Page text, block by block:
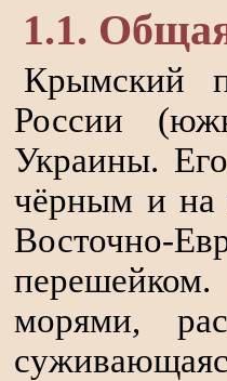
1.1.
Крымский
России
Украины.
чёрным и на
Восточно-
морями,